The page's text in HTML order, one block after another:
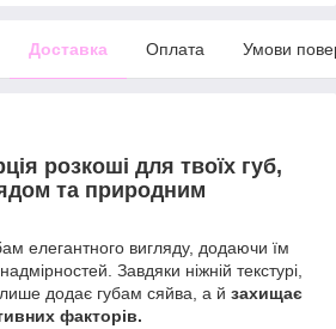
Доставка Оплата Умови
розкоші для твоїх губ,
та природним
елегантного вигляду, додаючи їм
Завдяки ніжній текстурі,
додає губам сяйва, а й захищає
факторів.